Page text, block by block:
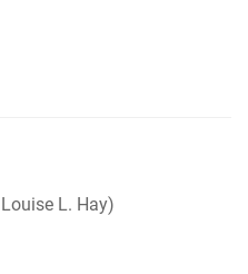
L. Hay)